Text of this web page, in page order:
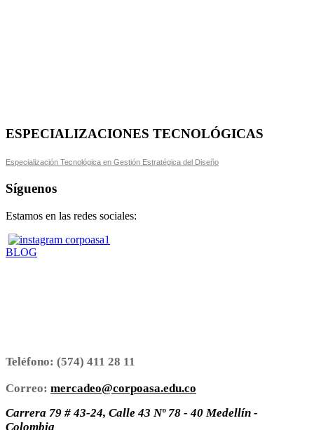
ESPECIALIZACIONES TECNOLÓGICAS
Especialización Tecnológica en Gestión Estratégica del Diseño
Síguenos
Estamos en las redes sociales:
BLOG
Teléfono: (574) 411 28 11
Correo: mercadeo@corpoasa.edu.co
Carrera 79 # 43-24, Calle 43 Nº 78 - 40 Medellín -
Colombia